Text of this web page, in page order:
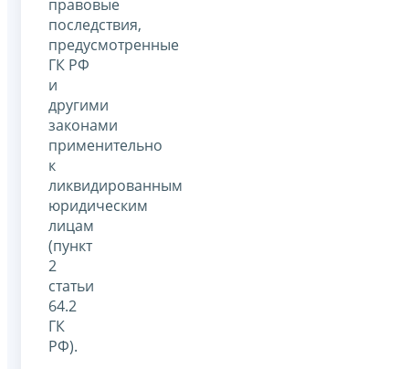
правовые
последствия,
предусмотренные
ГК РФ
и
другими
законами
применительно
к
ликвидированным
юридическим
лицам
(пункт
2
статьи
64.2
ГК
РФ).